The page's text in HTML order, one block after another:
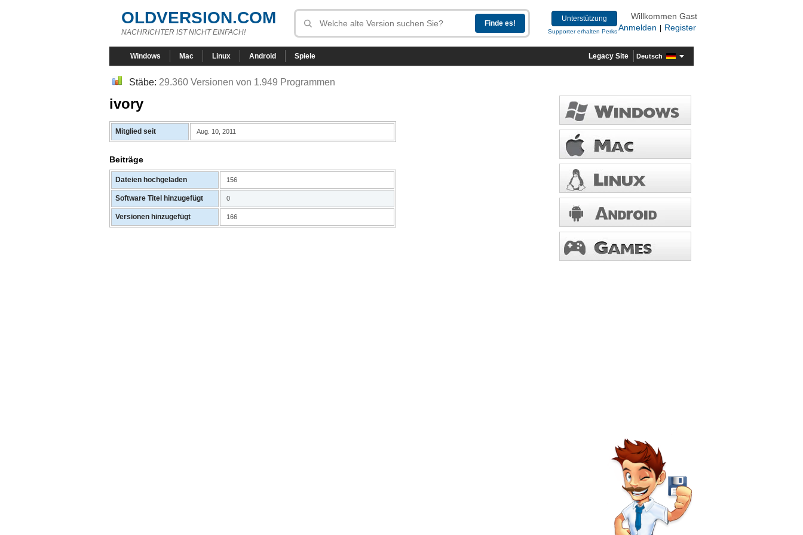
OLDVERSION.COM
NACHRICHTER IST NICHT EINFACH!
Unterstützung
Supporter erhalten Perks
Willkommen Gast
Anmelden
Register
Windows Mac Linux Android Spiele Legacy Site Deutsch
Stäbe: 29.360 Versionen von 1.949 Programmen
ivory
Mitglied seit Aug. 10, 2011
Beiträge
Dateien hochgeladen 156
Software Titel hinzugefügt 0
Versionen hinzugefügt 166